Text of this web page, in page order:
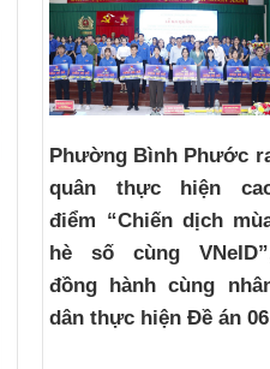
Phường Bình Phước
quân thực hiện
điểm “Chiến dịch
hè số cùng
đồng hành cùng
dân thực hiện Đề án 06